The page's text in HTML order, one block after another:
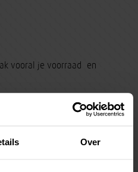
Over
vooral je voorraad- en